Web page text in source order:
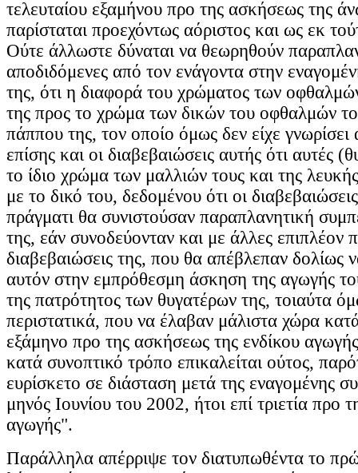
τελευταίου εξαμήνου προ της ασκήσεως της
παρίσταται προεχόντως αόριστος και ως εκ
Ούτε άλλωστε δύναται να θεωρηθούν
αποδιδόμενες από τον ενάγοντα στην
της, ότι η διαφορά του χρώματος των
της προς το χρώμα των δικών του οφθαλμών
πάππου της, τον οποίο όμως δεν είχε
επίσης και οι διαβεβαιώσεις αυτής ότι αυτές
το ίδιο χρώμα των μαλλιών τους και της
με το δικό του, δεδομένου ότι οι
πράγματι θα συνιστούσαν παραπλανητική
της, εάν συνοδεύονταν και με άλλες επιπλέον
διαβεβαιώσεις της, που θα απέβλεπαν δολίως
αυτόν στην εμπρόθεσμη άσκηση της αγωγής
της πατρότητος των θυγατέρων της, τοιαύτα
περιστατικά, που να έλαβαν μάλιστα χώρα
εξάμηνο προ της ασκήσεως της ενδίκου
κατά συνοπτικό τρόπο επικαλείται ούτος,
ευρίσκετο σε διάσταση μετά της εναγομένης
μηνός Ιουνίου του 2002, ήτοι επί τριετία προ
αγωγής".
Παράλληλα απέρριψε τον διατυπωθέντα το